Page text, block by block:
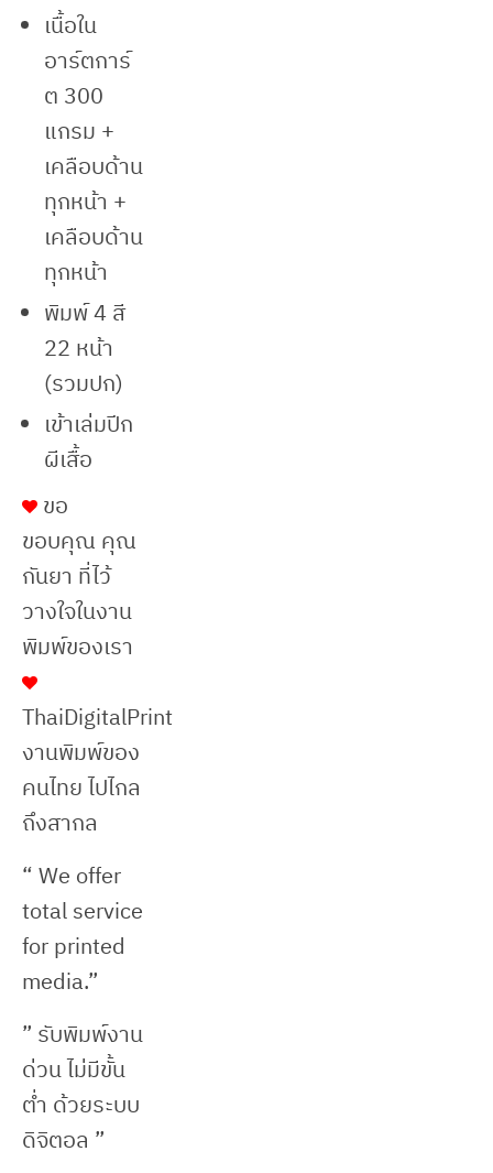
เนื้อใน
อาร์ตการ์
ต 300
แกรม +
เคลือบด้าน
ทุกหน้า +
เคลือบด้าน
ทุกหน้า
พิมพ์ 4 สี
22 หน้า
(รวมปก)
เข้าเล่มปีก
ผีเสื้อ
ขอ
ขอบคุณ คุณ
กันยา ที่ไว้
วางใจในงาน
พิมพ์ของเรา
ThaiDigitalPrint
งานพิมพ์ของ
คนไทย ไปไกล
ถึงสากล
“ We offer
total service
for printed
media.”
” รับพิมพ์งาน
ด่วน ไม่มีขั้น
ต่ำ ด้วยระบบ
ดิจิตอล ”